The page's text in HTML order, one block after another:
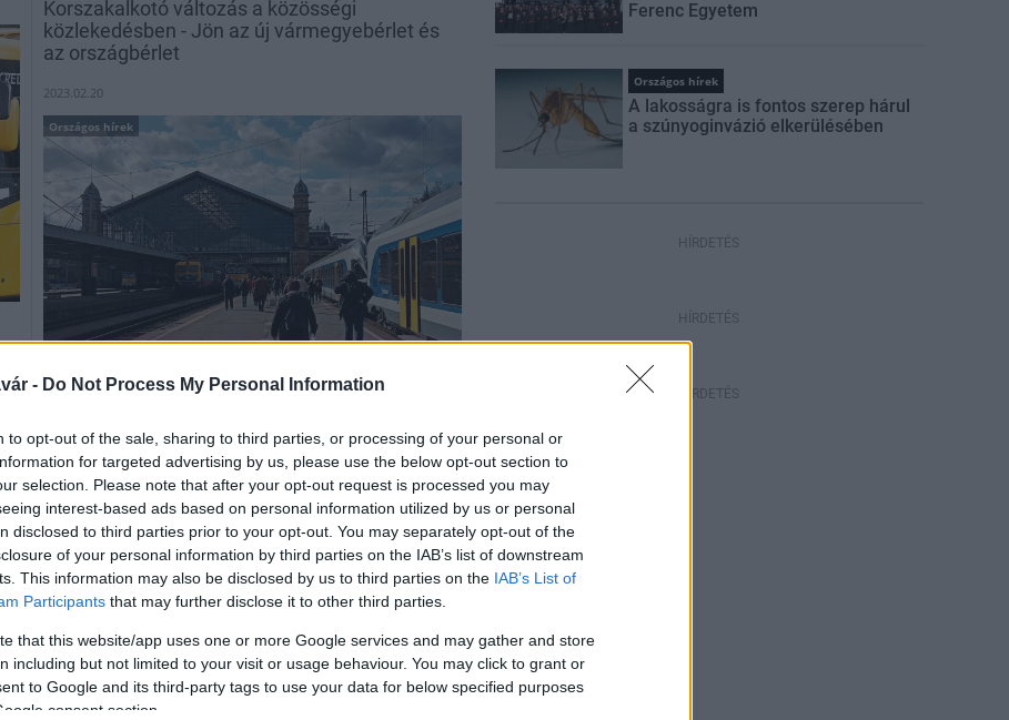
- Do Not Process My Personal Information
to opt-out of the sale, sharing to third parties, or processing of your personal or
for targeted advertising by us, please use the below opt-out section to
selection. Please note that after your opt-out request is processed you may
interest-based ads based on personal information utilized by us or personal
disclosed to third parties prior to your opt-out. You may separately opt-out of the
of your personal information by third parties on the IAB’s list of downstream
This information may also be disclosed by us to third parties on the IAB’s List of
Participants that may further disclose it to other third parties.
that this website/app uses one or more Google services and may gather and store
including but not limited to your visit or usage behaviour. You may click to grant or
to Google and its third-party tags to use your data for below specified purposes
consent section.
Korszakalkotó változás a közösségi
közlekedésben - Jön az új vármegyebérlet és
az országbérlet
2023.02.20
Országos hírek
bérletrendszer használatával teljes vármegyét, sőt akár
az egész országot be lehet utazni a MÁV-START, a
Volánbusz, a MÁV-HÉV vagy a GYSEV járatainak igénybe
vételével.
November 1-jéig érhetők el a MÁV-Volán-
2022.10.20
Országos hírek
Ferenc Egyetem
Országos hírek
A lakosságra is fontos szerep hárul
a szúnyoginvázió elkerülésében
HÍRDETÉS
HÍRDETÉS
HÍRDETÉS